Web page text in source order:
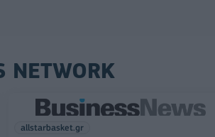
NETWORK
allstarbasket.gr